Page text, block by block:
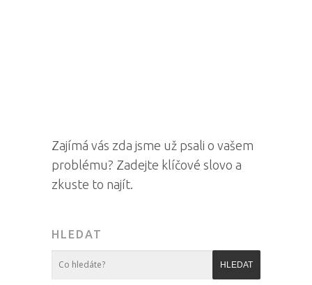
Zajímá vás zda jsme už psali o vašem
problému? Zadejte klíčové slovo a
zkuste to najít.
HLEDAT